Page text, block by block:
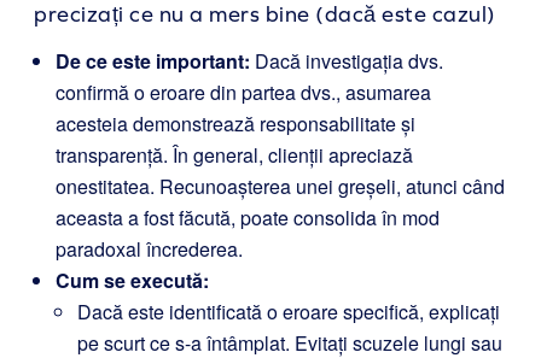
precizați ce nu a mers bine (dacă este cazul)
De ce este important: Dacă investigația dvs.
confirmă o eroare din partea dvs., asumarea
acesteia demonstrează responsabilitate și
transparență. În general, clienții apreciază
onestitatea. Recunoașterea unei greșeli, atunci când
aceasta a fost făcută, poate consolida în mod
paradoxal încrederea.
Cum se execută:
Dacă este identificată o eroare specifică, explicați
pe scurt ce s-a întâmplat. Evitați scuzele lungi sau